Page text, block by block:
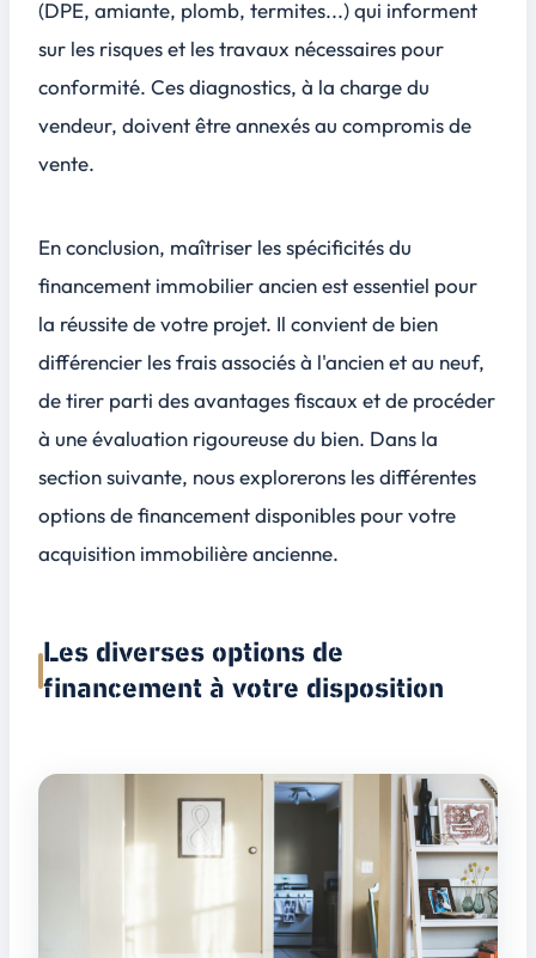
(DPE, amiante, plomb, termites...) qui informent
sur les risques et les travaux nécessaires pour
conformité. Ces diagnostics, à la charge du
vendeur, doivent être annexés au compromis de
vente.
En conclusion, maîtriser les spécificités du
financement immobilier ancien est essentiel pour
la réussite de votre projet. Il convient de bien
différencier les frais associés à l'ancien et au neuf,
de tirer parti des avantages fiscaux et de procéder
à une évaluation rigoureuse du bien. Dans la
section suivante, nous explorerons les différentes
options de financement disponibles pour votre
acquisition immobilière ancienne.
Les diverses options de
financement à votre disposition